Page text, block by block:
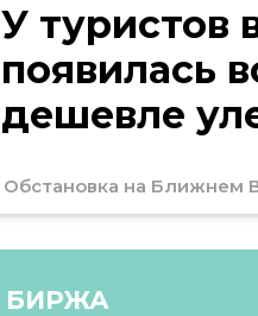
У туристов
появилась
дешевле
Обстановка на Ближнем
БИРЖА